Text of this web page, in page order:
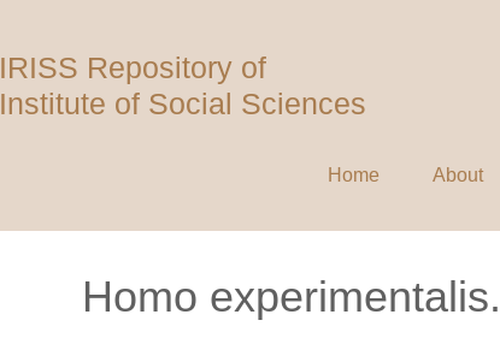
IRISS Repository of
Institute of Social Sciences
Home About
Homo